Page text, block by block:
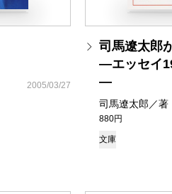
2005/03/27
司馬遼太郎
―エッセイ
―
司馬遼太郎／著
880円
文庫